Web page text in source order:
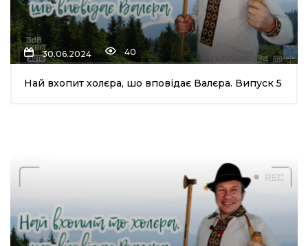
30.06.2024 40
Най вхопит холєра, шо вповідає Валєра. Випуск 5